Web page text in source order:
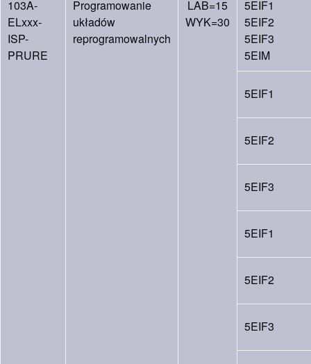
103A-
ELxxx-
ISP-
PRURE
Programowanie
układów
reprogramowalnych
LAB=15
WYK=30
5EIF1
5EIF2
5EIF3
5EIM
5EIF1
5EIF2
5EIF3
5EIF1
5EIF2
5EIF3